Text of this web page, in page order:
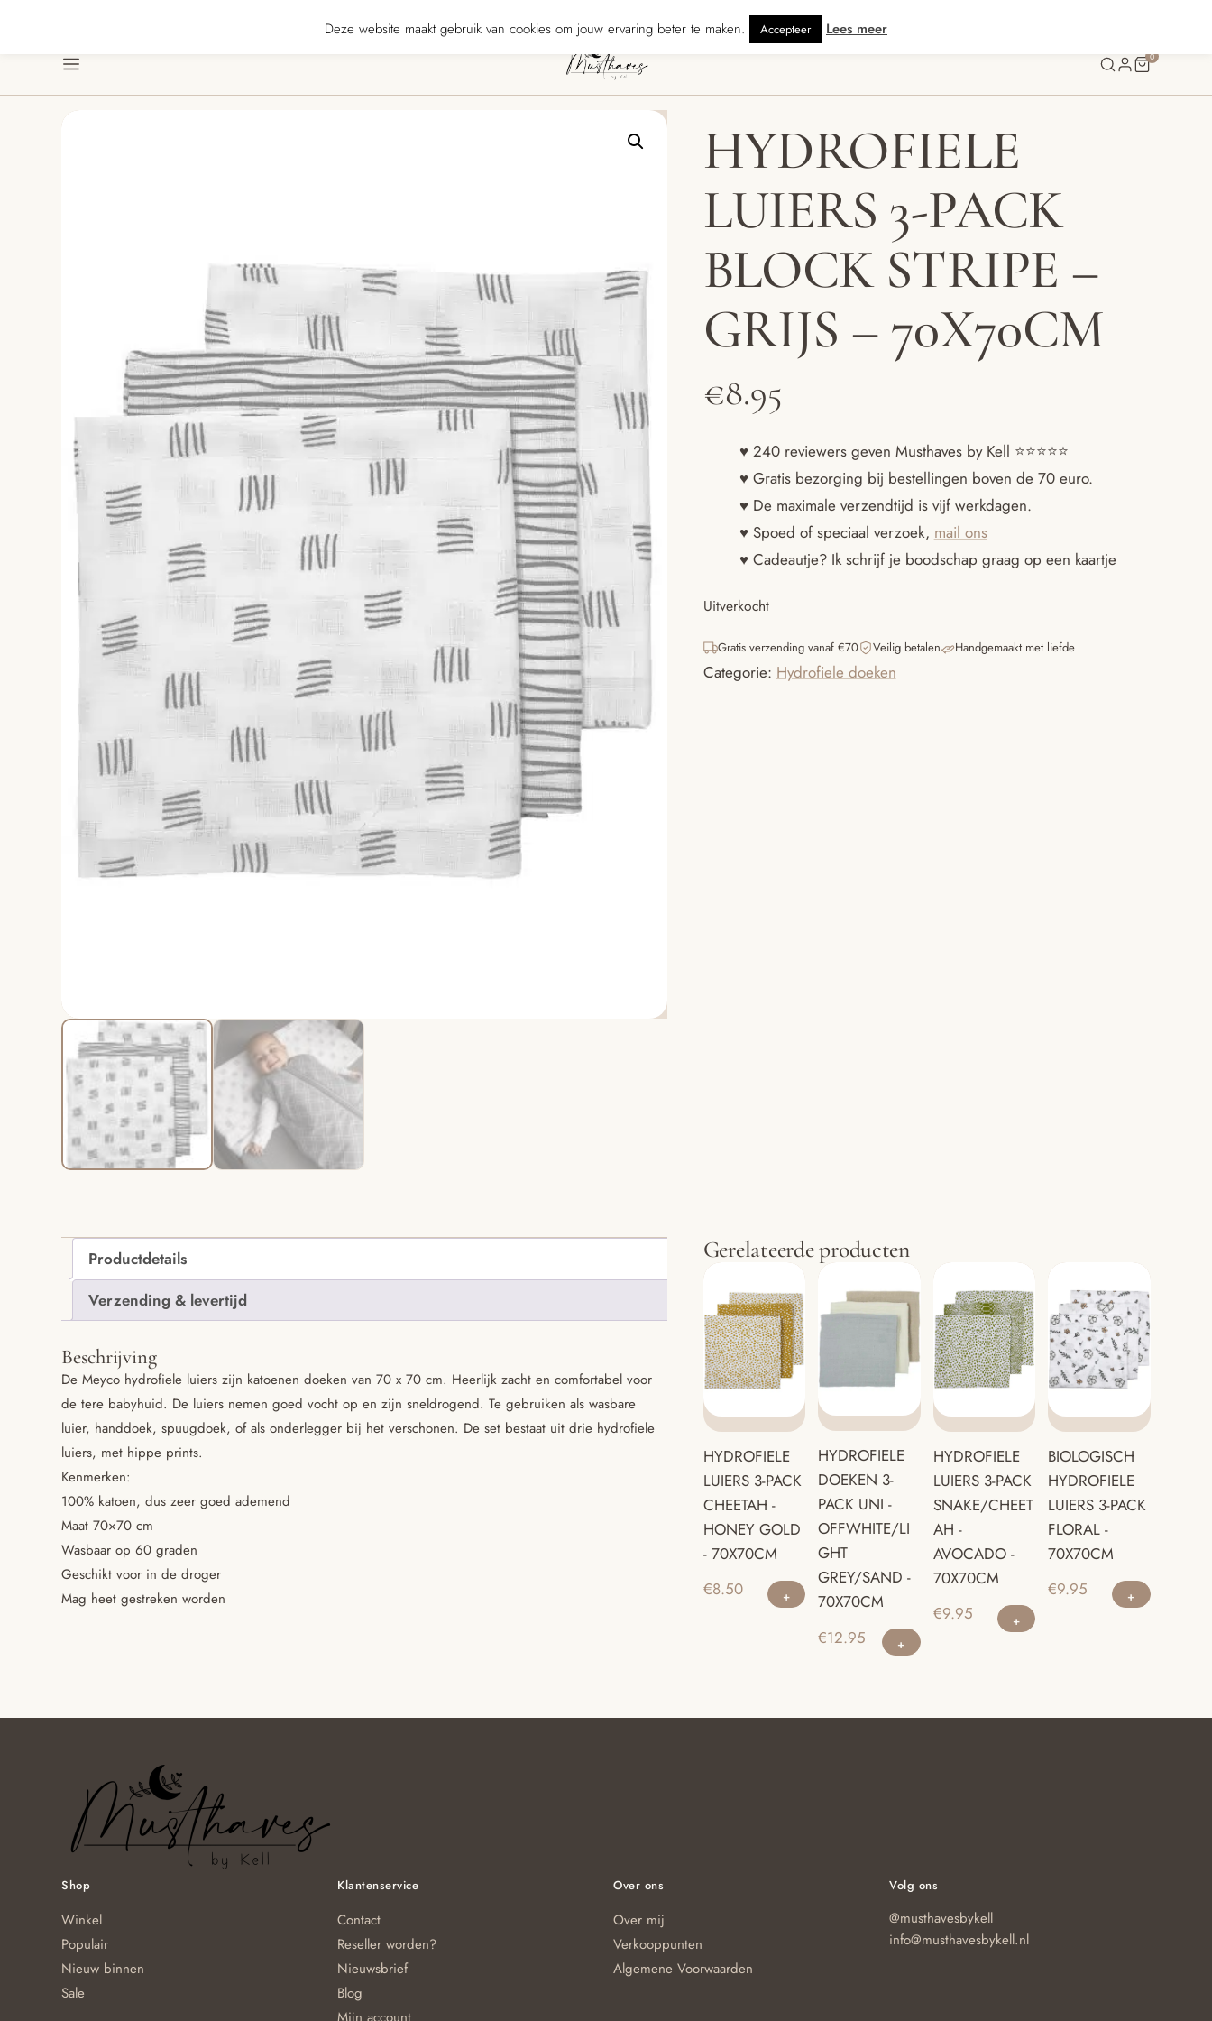
240 reviewers geven ons ★★★★★ · Gratis verzending vanaf € 70 · Gratis kaartje met je bestelling • Verzonden binnen
Menu
0
HYDROFIELE
LUIERS 3-PACK
BLOCK STRIPE –
GRIJS – 70X70CM
€8.95
♥ 240 reviewers geven Musthaves by Kell ⭐️⭐️⭐️⭐️⭐️
♥ Gratis bezorging bij bestellingen boven de 70 euro.
♥ De maximale verzendtijd is vijf werkdagen.
♥ Spoed of speciaal verzoek, mail ons
♥ Cadeautje? Ik schrijf je boodschap graag op een kaartje
Uitverkocht
Gratis verzending vanaf €70 Veilig betalen Handgemaakt met liefde
Categorie: Hydrofiele doeken
Productdetails
Verzending & levertijd
Beschrijving
De Meyco hydrofiele luiers zijn katoenen doeken van 70 x 70 cm. Heerlijk zacht en comfortabel voor
de tere babyhuid. De luiers nemen goed vocht op en zijn sneldrogend. Te gebruiken als wasbare
luier, handdoek, spuugdoek, of als onderlegger bij het verschonen. De set bestaat uit drie hydrofiele
luiers, met hippe prints.
Kenmerken:
100% katoen, dus zeer goed ademend
Maat 70×70 cm
Wasbaar op 60 graden
Geschikt voor in de droger
Mag heet gestreken worden
Gerelateerde producten
HYDROFIELE
LUIERS 3-PACK
CHEETAH -
HONEY GOLD
- 70X70CM
€8.50
HYDROFIELE
DOEKEN 3-
PACK UNI -
OFFWHITE/LI
GHT
GREY/SAND -
70X70CM
€12.95
HYDROFIELE
LUIERS 3-PACK
SNAKE/CHEET
AH -
AVOCADO -
70X70CM
€9.95
BIOLOGISCH
HYDROFIELE
LUIERS 3-PACK
FLORAL -
70X70CM
€9.95
Shop
Winkel
Populair
Nieuw binnen
Sale
Klantenservice
Contact
Reseller worden?
Nieuwsbrief
Blog
Over ons
Over mij
Verkooppunten
Algemene Voorwaarden
Volg ons
@musthavesbykell_
info@musthavesbykell.nl
Deze website maakt gebruik van cookies om jouw ervaring beter te maken. Accepteer Lees meer